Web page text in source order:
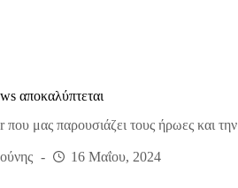
αποκαλύπτεται
μας παρουσιάζει τους ήρωες και την
16 Μαΐου, 2024